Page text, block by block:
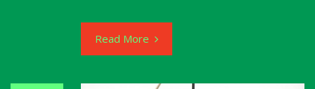
Read More